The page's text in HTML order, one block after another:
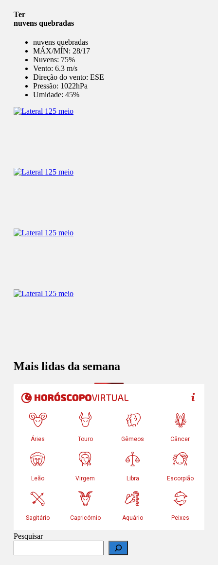
Ter
nuvens quebradas
nuvens quebradas
MÁX/MÍN: 28/17
Nuvens: 75%
Vento: 6.3 m/s
Direção do vento: ESE
Pressão: 1022hPa
Umidade: 45%
Mais lidas da semana
Pesquisar